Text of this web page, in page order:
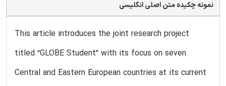
نمونه چکیده متن اصلی انگلیسی
This article introduces the joint research project
titled “GLOBE Student” with its focus on seven
Central and Eastern European countries at its current